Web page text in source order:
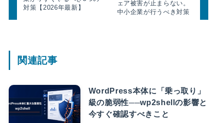
対策【2026年最新】
ェア被害が止まらない。
中小企業が行うべき対策
関連記事
WordPress本体に「乗っ取り」
級の脆弱性──wp2shellの影響と
今すぐ確認すべきこと